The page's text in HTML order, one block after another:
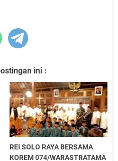
ini :
REI SOLO RAYA BERSAMA
KOREM 074/WARASTRATAMA